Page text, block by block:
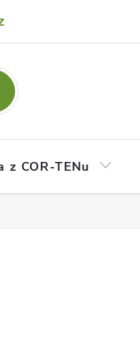
Návody
z COR-TENu